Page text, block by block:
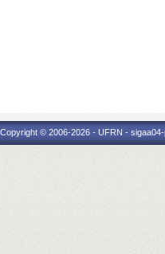
© 2006-2026 - UFRN -